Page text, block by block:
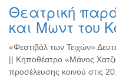
Θεατρική
και Μωντ του
«Φεστιβάλ των Τειχών»
|| Κηποθέατρο «Μάνος
προσέλευσης κοινού στις